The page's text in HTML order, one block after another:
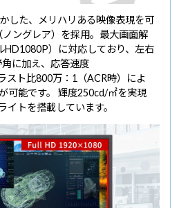
した、メリハリある映像表現を可
ングレア）を採用。最大画面解
HD1080P）に対応しており、左右
に加え、応答速度
スト比800万：1（ACR時）によ
可能です。 輝度250cd/㎡を実現
イトを搭載しています。